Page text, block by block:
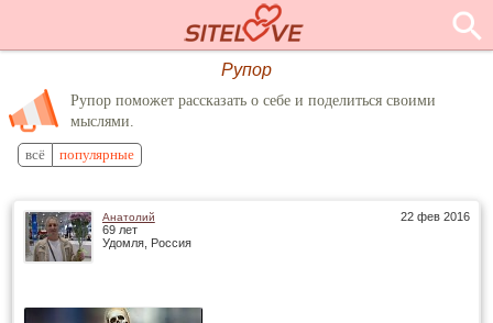
Рупор
Рупор поможет рассказать о себе и поделиться своими
мыслями.
всё популярные
22 фев 2016
Анатолий
69 лет
Удомля, Россия